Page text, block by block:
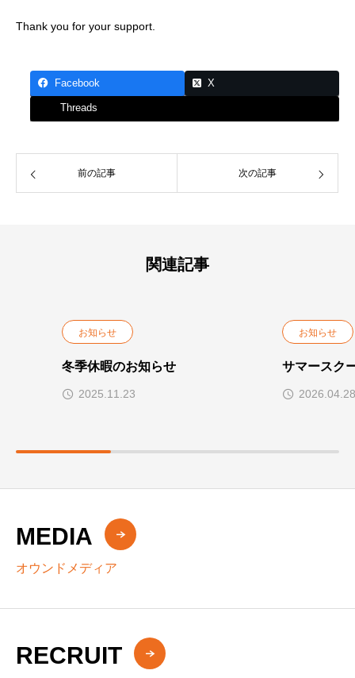
Thank you for your support.
Facebook X
Threads
前の記事 次の記事
関連記事
お知らせ
冬季休暇のお知らせ
2025.11.23
お知らせ
サマースク
2026.04.28
MEDIA
オウンドメディア
RECRUIT